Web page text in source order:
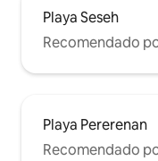
Playa Seseh
Recomendado
Playa Pererenan
Recomendado